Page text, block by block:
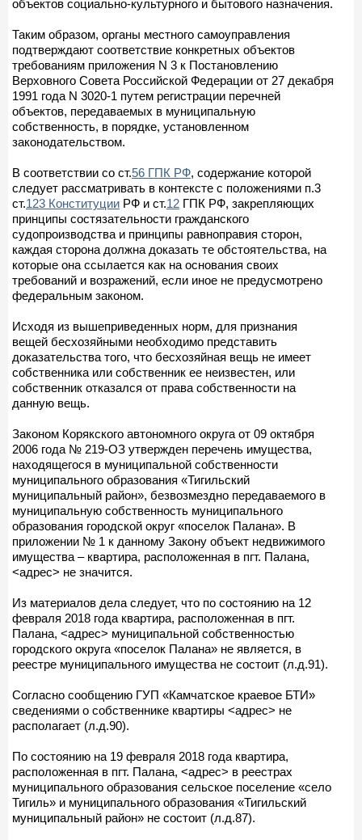
объектов социально-культурного и бытового назначения.
Таким образом, органы местного самоуправления
подтверждают соответствие конкретных объектов
требованиям приложения N 3 к Постановлению
Верховного Совета Российской Федерации от 27 декабря
1991 года N 3020-1 путем регистрации перечней
объектов, передаваемых в муниципальную
собственность, в порядке, установленном
законодательством.
В соответствии со ст.56 ГПК РФ, содержание которой
следует рассматривать в контексте с положениями п.3
ст.123 Конституции РФ и ст.12 ГПК РФ, закрепляющих
принципы состязательности гражданского
судопроизводства и принципы равноправия сторон,
каждая сторона должна доказать те обстоятельства, на
которые она ссылается как на основания своих
требований и возражений, если иное не предусмотрено
федеральным законом.
Исходя из вышеприведенных норм, для признания
вещей бесхозяйными необходимо представить
доказательства того, что бесхозяйная вещь не имеет
собственника или собственник ее неизвестен, или
собственник отказался от права собственности на
данную вещь.
Законом Корякского автономного округа от 09 октября
2006 года № 219-ОЗ утвержден перечень имущества,
находящегося в муниципальной собственности
муниципального образования «Тигильский
муниципальный район», безвозмездно передаваемого в
муниципальную собственность муниципального
образования городской округ «поселок Палана». В
приложении № 1 к данному Закону объект недвижимого
имущества – квартира, расположенная в пгт. Палана,
<адрес> не значится.
Из материалов дела следует, что по состоянию на 12
февраля 2018 года квартира, расположенная в пгт.
Палана, <адрес> муниципальной собственностью
городского округа «поселок Палана» не является, в
реестре муниципального имущества не состоит (л.д.91).
Согласно сообщению ГУП «Камчатское краевое БТИ»
сведениями о собственнике квартиры <адрес> не
располагает (л.д.90).
По состоянию на 19 февраля 2018 года квартира,
расположенная в пгт. Палана, <адрес> в реестрах
муниципального образования сельское поселение «село
Тигиль» и муниципального образования «Тигильский
муниципальный район» не состоит (л.д.87).